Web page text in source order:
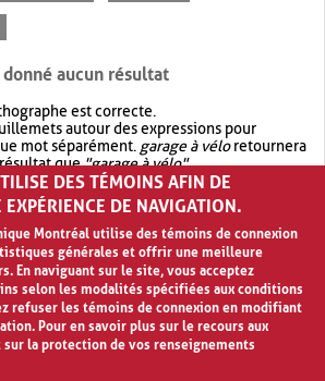
aucun résultat
est correcte.
autour des expressions pour
mot séparément. garage à véloretournera
que"garage à vélo".
votre recherche avec OR.garage OR vélo
plus de résultat quegarage à vélo
DES TÉMOINS AFIN DE
EXPÉRIENCE DE NAVIGATION.
Montréal utilise des témoins de connexion
générales et offrir une meilleure
En naviguant sur le site, vous acceptez
selon les modalités spécifiées aux conditions
refuser les témoins de connexion en modifiant
Pour en savoir plus sur le recours aux
la protection de vos renseignements